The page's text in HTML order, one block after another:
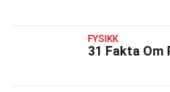
FYSIKK
31 Fakta Om